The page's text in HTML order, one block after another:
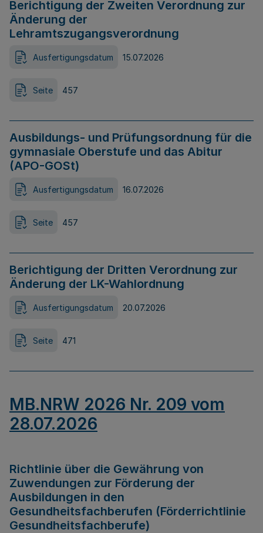
Berichtigung der Zweiten Verordnung zur
Änderung der
Lehramtszugangsverordnung
Ausfertigungsdatum 15.07.2026
Seite 457
Ausbildungs- und Prüfungsordnung für die
gymnasiale Oberstufe und das Abitur
(APO-GOSt)
Ausfertigungsdatum 16.07.2026
Seite 457
Berichtigung der Dritten Verordnung zur
Änderung der LK-Wahlordnung
Ausfertigungsdatum 20.07.2026
Seite 471
MB.NRW 2026 Nr. 209 vom
28.07.2026
Richtlinie über die Gewährung von
Zuwendungen zur Förderung der
Ausbildungen in den
Gesundheitsfachberufen (Förderrichtlinie
Gesundheitsfachberufe)